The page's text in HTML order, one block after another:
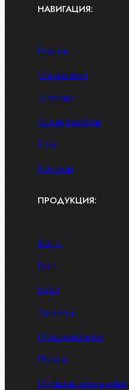
НАВИГАЦИЯ:
Главная
О компании
Доставка
Условия работы
Блог
Контакты
ПРОДУКЦИЯ:
Болты
Винты
Гайки
Заклепки
Пресс-масленки
Пробки
Пружины тарельчатые